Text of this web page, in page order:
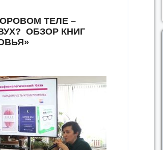
ТЕЛЕ –
ОБЗОР КНИГ